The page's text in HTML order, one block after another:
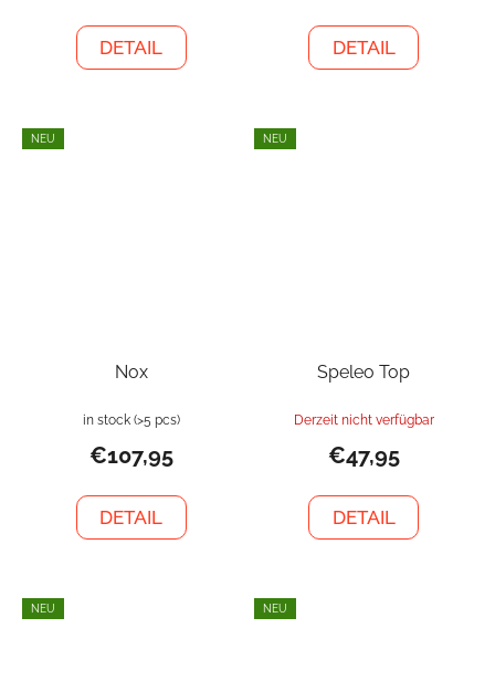
DETAIL DETAIL
NEU
Nox
in stock (>5 pcs)
€107,95
DETAIL
NEU
Speleo Top
Derzeit nicht verfügbar
€47,95
DETAIL
NEU NEU